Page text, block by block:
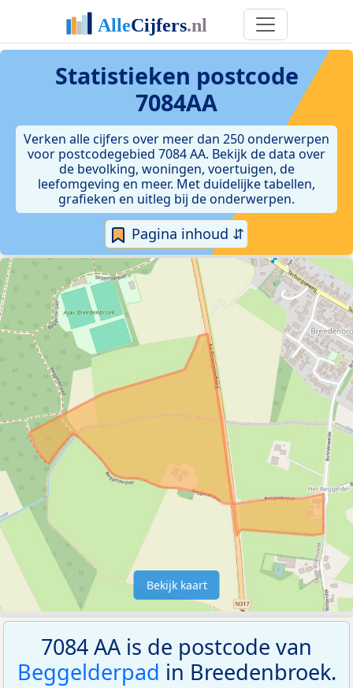
Statistieken postcode
7084AA
Verken alle cijfers over meer dan 250 onderwerpen
voor postcodegebied 7084 AA. Bekijk de data over
de bevolking, woningen, voertuigen, de
leefomgeving en meer. Met duidelijke tabellen,
grafieken en uitleg bij de onderwerpen.
Pagina inhoud ⇵
Bekijk kaart
7084 AA is de postcode van
Beggelderpad in Breedenbroek.